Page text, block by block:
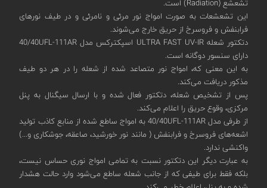
تشعشع (Radiation) است.
این تشعشعات به صورت امواج نور مرئی و نامرئی و در طیف نورهای
فرابنفش و فروسرخ از حریق خارج می‌شوند.
دتکتور شعله ULTRA FAST UV-IR اسپکترکس مدل 40/40UFL-111AR
دارای سنسور دوگانه‌ است.
به این معنی که، امواج نور متصاعد شده از شعله را در هر دو طیف
مذکور دریافت می‌کند.
پس از تشخیص شعله، دتکتور فعال شده و با ارسال سیگنال به پنل
مرکزی، وقوع حریق را اعلام می‌کند.
از طرفی مدل 40/40UFL-111AR به امواج ساطع شده از منابع کاذب تولید
اشعه‌های فروسرخ و فرابنفش ( مانند نور خورشید، صاعقه، جوشکاری و...)
واکنشی ندارد.
به عبارت دیگر این دتکتور نسبت به تمامی امواج نوری حساس نیست،
بلکه فقط برای طیفی که از جانب شعله ساطع می‌شود وارد حالت هشدار